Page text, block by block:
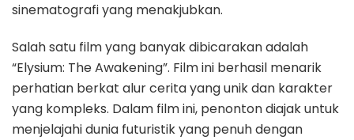
sinematografi yang menakjubkan.
Salah satu film yang banyak dibicarakan adalah
“Elysium: The Awakening”. Film ini berhasil menarik
perhatian berkat alur cerita yang unik dan karakter
yang kompleks. Dalam film ini, penonton diajak untuk
menjelajahi dunia futuristik yang penuh dengan